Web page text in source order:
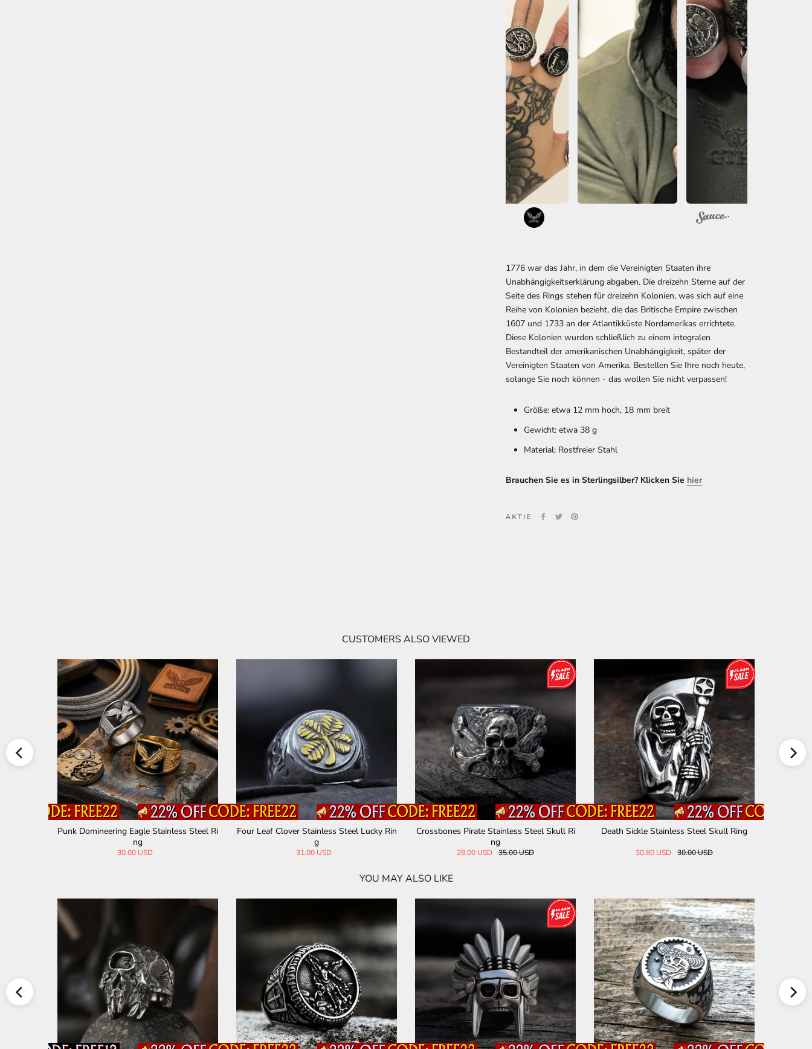
1776 war das Jahr, in dem die Vereinigten Staaten ihre
Unabhängigkeitserklärung abgaben. Die dreizehn Sterne auf der
Seite des Rings stehen für dreizehn Kolonien, was sich auf eine
Reihe von Kolonien bezieht, die das Britische Empire zwischen
1607 und 1733 an der Atlantikküste Nordamerikas errichtete.
Diese Kolonien wurden schließlich zu einem integralen
Bestandteil der amerikanischen Unabhängigkeit, später der
Vereinigten Staaten von Amerika. Bestellen Sie Ihre noch heute,
solange Sie noch können - das wollen Sie nicht verpassen!
Größe: etwa 12 mm hoch, 18 mm breit
Gewicht: etwa 38 g
Material: Rostfreier Stahl
Brauchen Sie es in Sterlingsilber? Klicken Sie hier
AKTIE
CUSTOMERS ALSO VIEWED
Punk Domineering Eagle Stainless Steel Ri
ng
30.00 USD
Four Leaf Clover Stainless Steel Lucky Rin
g
31.00 USD
Crossbones Pirate Stainless Steel Skull Ri
ng
28.00 USD 35.00 USD
Death Sickle Stainless Steel Skull Ring
30.80 USD 30.00 USD
YOU MAY ALSO LIKE